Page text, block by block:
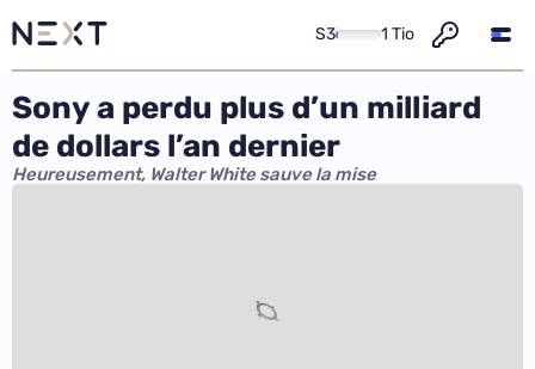
S3 1 Tio
Sony a perdu plus d’un milliard
de dollars l’an dernier
Heureusement, Walter White sauve la mise